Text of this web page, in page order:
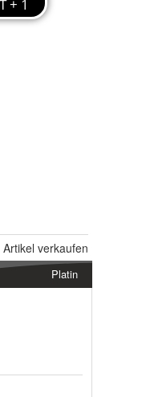
Artikel verkaufen
Platin